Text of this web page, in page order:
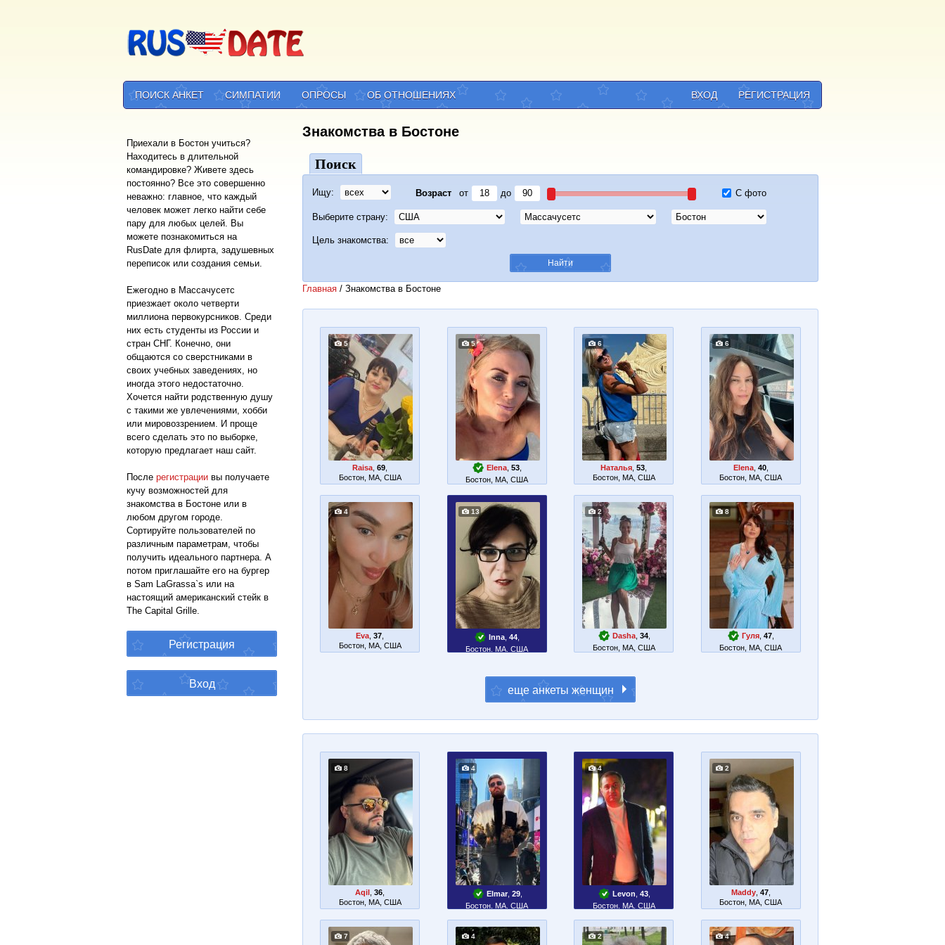
ПОИСК АНКЕТ СИМПАТИИ ОПРОСЫ ОБ ОТНОШЕНИЯХ РЕГИСТРАЦИЯ
ВХОД
Приехали в Бостон учиться?
Находитесь в длительной
командировке? Живете здесь
постоянно? Все это совершенно
неважно: главное, что каждый
человек может легко найти себе
пару для любых целей. Вы
можете познакомиться на
RusDate для флирта, задушевных
переписок или создания семьи.
Ежегодно в Массачусетс
приезжает около четверти
миллиона первокурсников. Среди
них есть студенты из России и
стран СНГ. Конечно, они
общаются со сверстниками в
своих учебных заведениях, но
иногда этого недостаточно.
Хочется найти родственную душу
с такими же увлечениями, хобби
или мировоззрением. И проще
всего сделать это по выборке,
которую предлагает наш сайт.
После регистрации вы получаете
кучу возможностей для
знакомства в Бостоне или в
любом другом городе.
Сортируйте пользователей по
различным параметрам, чтобы
получить идеального партнера. А
потом приглашайте его на бургер
в Sam LaGrassa`s или на
настоящий американский стейк в
The Capital Grille.
Знакомства в Бостоне
Поиск
Ищу: Возраст от до С фото
Выберите страну:
Цель знакомства:
Главная / Знакомства в Бостоне
5
Raisa ,69
Бостон, MA, США
5
Elena ,53
Бостон, MA, США
6
Наталья ,53
Бостон, MA, США
6
Elena, 40,
Бостон, MA, США
4
Eva ,37
Бостон, MA, США
13
Inna ,44
Бостон, MA, США
2
Dasha, 34,
Бостон, MA, США
8
Гуля ,47
Бостон, MA, США
8
Aqil ,36
Бостон, MA, США
4
Elmar, 29,
Бостон, MA, США
4
Levon 43,
Бостон, MA, США
2
Maddy, 47,
Бостон, MA, США
7 4 2 4